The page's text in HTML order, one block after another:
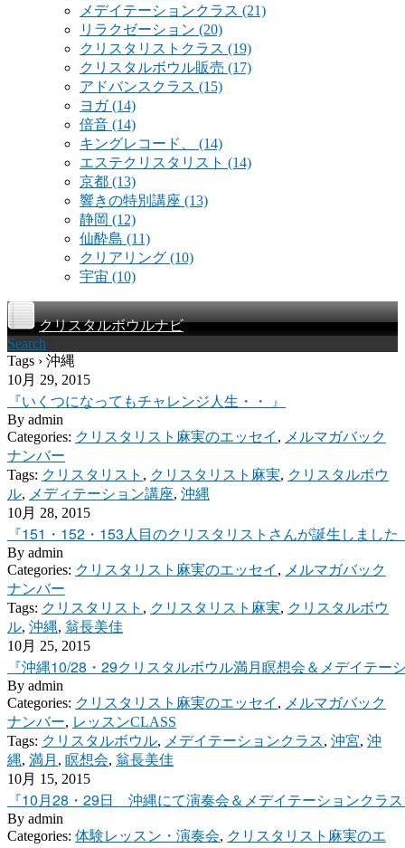
メデイテーションクラス (21)
リラクゼーション (20)
クリスタリストクラス (19)
クリスタルボウル販売 (17)
アドバンスクラス (15)
ヨガ(14)
倍音 (14)
キングレコード、 (14)
エステクリスタリスト (14)
京都 (13)
響きの特別講座 (13)
静岡 (12)
仙酔島 (11)
クリアリング (10)
宇宙 (10)
クリスタルボウルナビ
Search
Tags › 沖縄
10月 29, 2015
『いくつになってもチャレンジ人生・・ 』
By admin
Categories: クリスタリスト麻実のエッセイ , メルマガバック
ナンバー
Tags: クリスタリスト , クリスタリスト麻実, クリスタルボウ
ル, メディテーション講座, 沖縄
10月 28, 2015
『151・152・153人目のクリスタリストさんが誕生しました
By admin
Categories: クリスタリスト麻実のエッセイ , メルマガバック
ナンバー
Tags: クリスタリスト , クリスタリスト麻実, クリスタルボウ
ル, 沖縄, 翁長美佳
10月 25, 2015
『沖縄10/28・29クリスタルボウル満月瞑想会＆メデイテー
By admin
Categories: クリスタリスト麻実のエッセイ , メルマガバック
ナンバー, レッスンCLASS
Tags: クリスタルボウル, メデイテーションクラス, 沖宮, 沖
縄, 満月 , 瞑想会, 翁長美佳
10月 15, 2015
『10月28・29日 沖縄にて演奏会＆メデイテーションクラ
By admin
Categories: 体験レッスン・演奏会, クリスタリスト麻実のエ